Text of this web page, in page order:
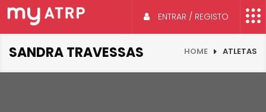
ENTRAR / REGISTO
SANDRA TRAVESSAS HOME ATLETAS